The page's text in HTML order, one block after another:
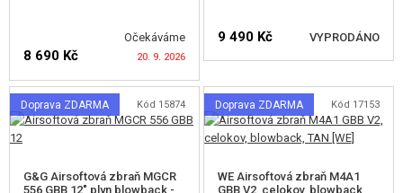
Očekáváme
8 690 Kč 20. 9. 2026
HLÍDAT DOSTUPNOST
9 490 Kč VYPRODÁNO
HLÍDAT DOSTUPNOST
Doprava ZDARMA Kód 15874
G&G Airsoftová zbraň MGCR
556 GBB 12" plyn blowback -
Doprava ZDARMA Kód 17153
WE Airsoftová zbraň M4A1
GBB V2, celokov, blowback,